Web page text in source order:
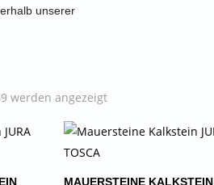
unserer
werden angezeigt
MAUERSTEINE KALKSTEIN